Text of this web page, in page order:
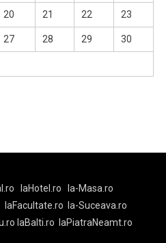
20 21 22 23
27 28 29 30
laHotel.ro
la-Masa.ro
laFacultate.ro
la-Suceava.ro
laBalti.ro
laPiatraNeamt.ro